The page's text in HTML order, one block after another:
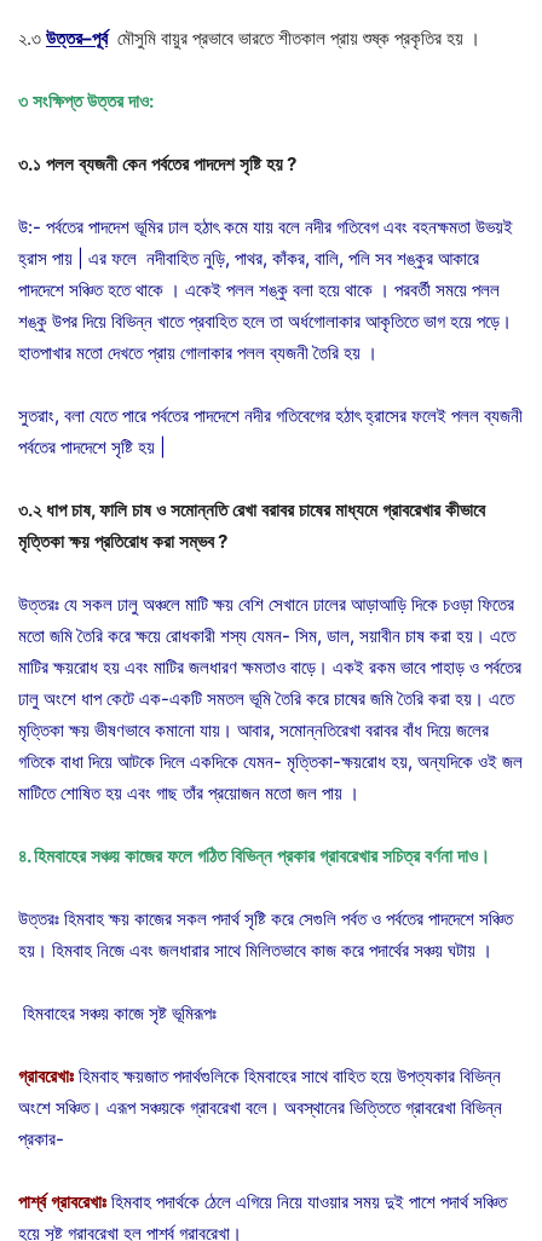
২.৩ উত্তর–পূর্ব মৌসুমি বায়ুর প্রভাবে ভারতে শীতকাল প্রায় শুষ্ক প্রকৃতির হয় ।
৩ সংক্ষিপ্ত উত্তর দাও:
৩.১ পলল ব্যজনী কেন পর্বতের পাদদেশ সৃষ্টি হয়?
উ:- পর্বতের পাদদেশ ভূমির ঢাল হঠাৎ কমে যায় বলে নদীর গতিবেগ এবং বহনক্ষমতা উভয়ই
হ্রাস পায় | এর ফলে নদীবাহিত নুড়ি, পাথর, কাঁকর, বালি, পলি সব শঙ্কুর আকারে
পাদদেশে সঞ্চিত হতে থাকে । একেই পলল শঙ্কু বলা হয়ে থাকে । পরবর্তী সময়ে পলল
শঙ্কু উপর দিয়ে বিভিন্ন খাতে প্রবাহিত হলে তা অর্ধগোলাকার আকৃতিতে ভাগ হয়ে পড়ে।
হাতপাখার মতো দেখতে প্রায় গোলাকার পলল ব্যজনী তৈরি হয় ।
সুতরাং, বলা যেতে পারে পর্বতের পাদদেশে নদীর গতিবেগের হঠাৎ হ্রাসের ফলেই পলল ব্যজনী
পর্বতের পাদদেশে সৃষ্টি হয় |
৩.২ ধাপ চাষ,ফালি চাষ ও সমোন্নতি রেখা বরাবর চাষের মাধ্যমে গ্রাবরেখার কীভাবে
মৃত্তিকা ক্ষয় প্রতিরোধ করা সম্ভব?
উত্তরঃ যে সকল ঢালু অঞ্চলে মাটি ক্ষয় বেশি সেখানে ঢালের আড়াআড়ি দিকে চওড়া ফিতের
মতো জমি তৈরি করে ক্ষয়ে রোধকারী শস্য যেমন- সিম, ডাল, সয়াবীন চাষ করা হয়। এতে
মাটির ক্ষয়রোধ হয় এবং মাটির জলধারণ ক্ষমতাও বাড়ে। একই রকম ভাবে পাহাড় ও পর্বতের
ঢালু অংশে ধাপ কেটে এক-একটি সমতল ভূমি তৈরি করে চাষের জমি তৈরি করা হয়। এতে
মৃত্তিকা ক্ষয় ভীষণভাবে কমানো যায়। আবার, সমোন্নতিরেখা বরাবর বাঁধ দিয়ে জলের
গতিকে বাধা দিয়ে আটকে দিলে একদিকে যেমন- মৃত্তিকা-ক্ষয়রোধ হয়, অন্যদিকে ওই জল
মাটিতে শোষিত হয় এবং গাছ তাঁর প্রয়োজন মতো জল পায় ।
৪.হিমবাহের সঞ্চয় কাজের ফলে গঠিত বিভিন্ন প্রকার গ্রাবরেখার সচিত্র বর্ণনা দাও।
উত্তরঃ হিমবাহ ক্ষয় কাজের সকল পদার্থ সৃষ্টি করে সেগুলি পর্বত ও পর্বতের পাদদেশে সঞ্চিত
হয়। হিমবাহ নিজে এবং জলধারার সাথে মিলিতভাবে কাজ করে পদার্থের সঞ্চয় ঘটায় ।
হিমবাহের সঞ্চয় কাজে সৃষ্ট ভূমিরূপঃ
গ্রাবরেখাঃ হিমবাহ ক্ষয়জাত পদার্থগুলিকে হিমবাহের সাথে বাহিত হয়ে উপত্যকার বিভিন্ন
অংশে সঞ্চিত। এরূপ সঞ্চয়কে গ্রাবরেখা বলে। অবস্থানের ভিত্তিতে গ্রাবরেখা বিভিন্ন
প্রকার-
পার্শ্ব গ্রাবরেখাঃ হিমবাহ পদার্থকে ঠেলে এগিয়ে নিয়ে যাওয়ার সময় দুই পাশে পদার্থ সঞ্চিত
হয়ে সৃষ্ট গ্রাবরেখা হল পার্শ্ব গ্রাবরেখা।